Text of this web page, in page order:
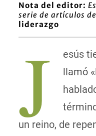
Nota del editor:
serie de artículos de
liderazgo
J
esús
llamó
un reino, de